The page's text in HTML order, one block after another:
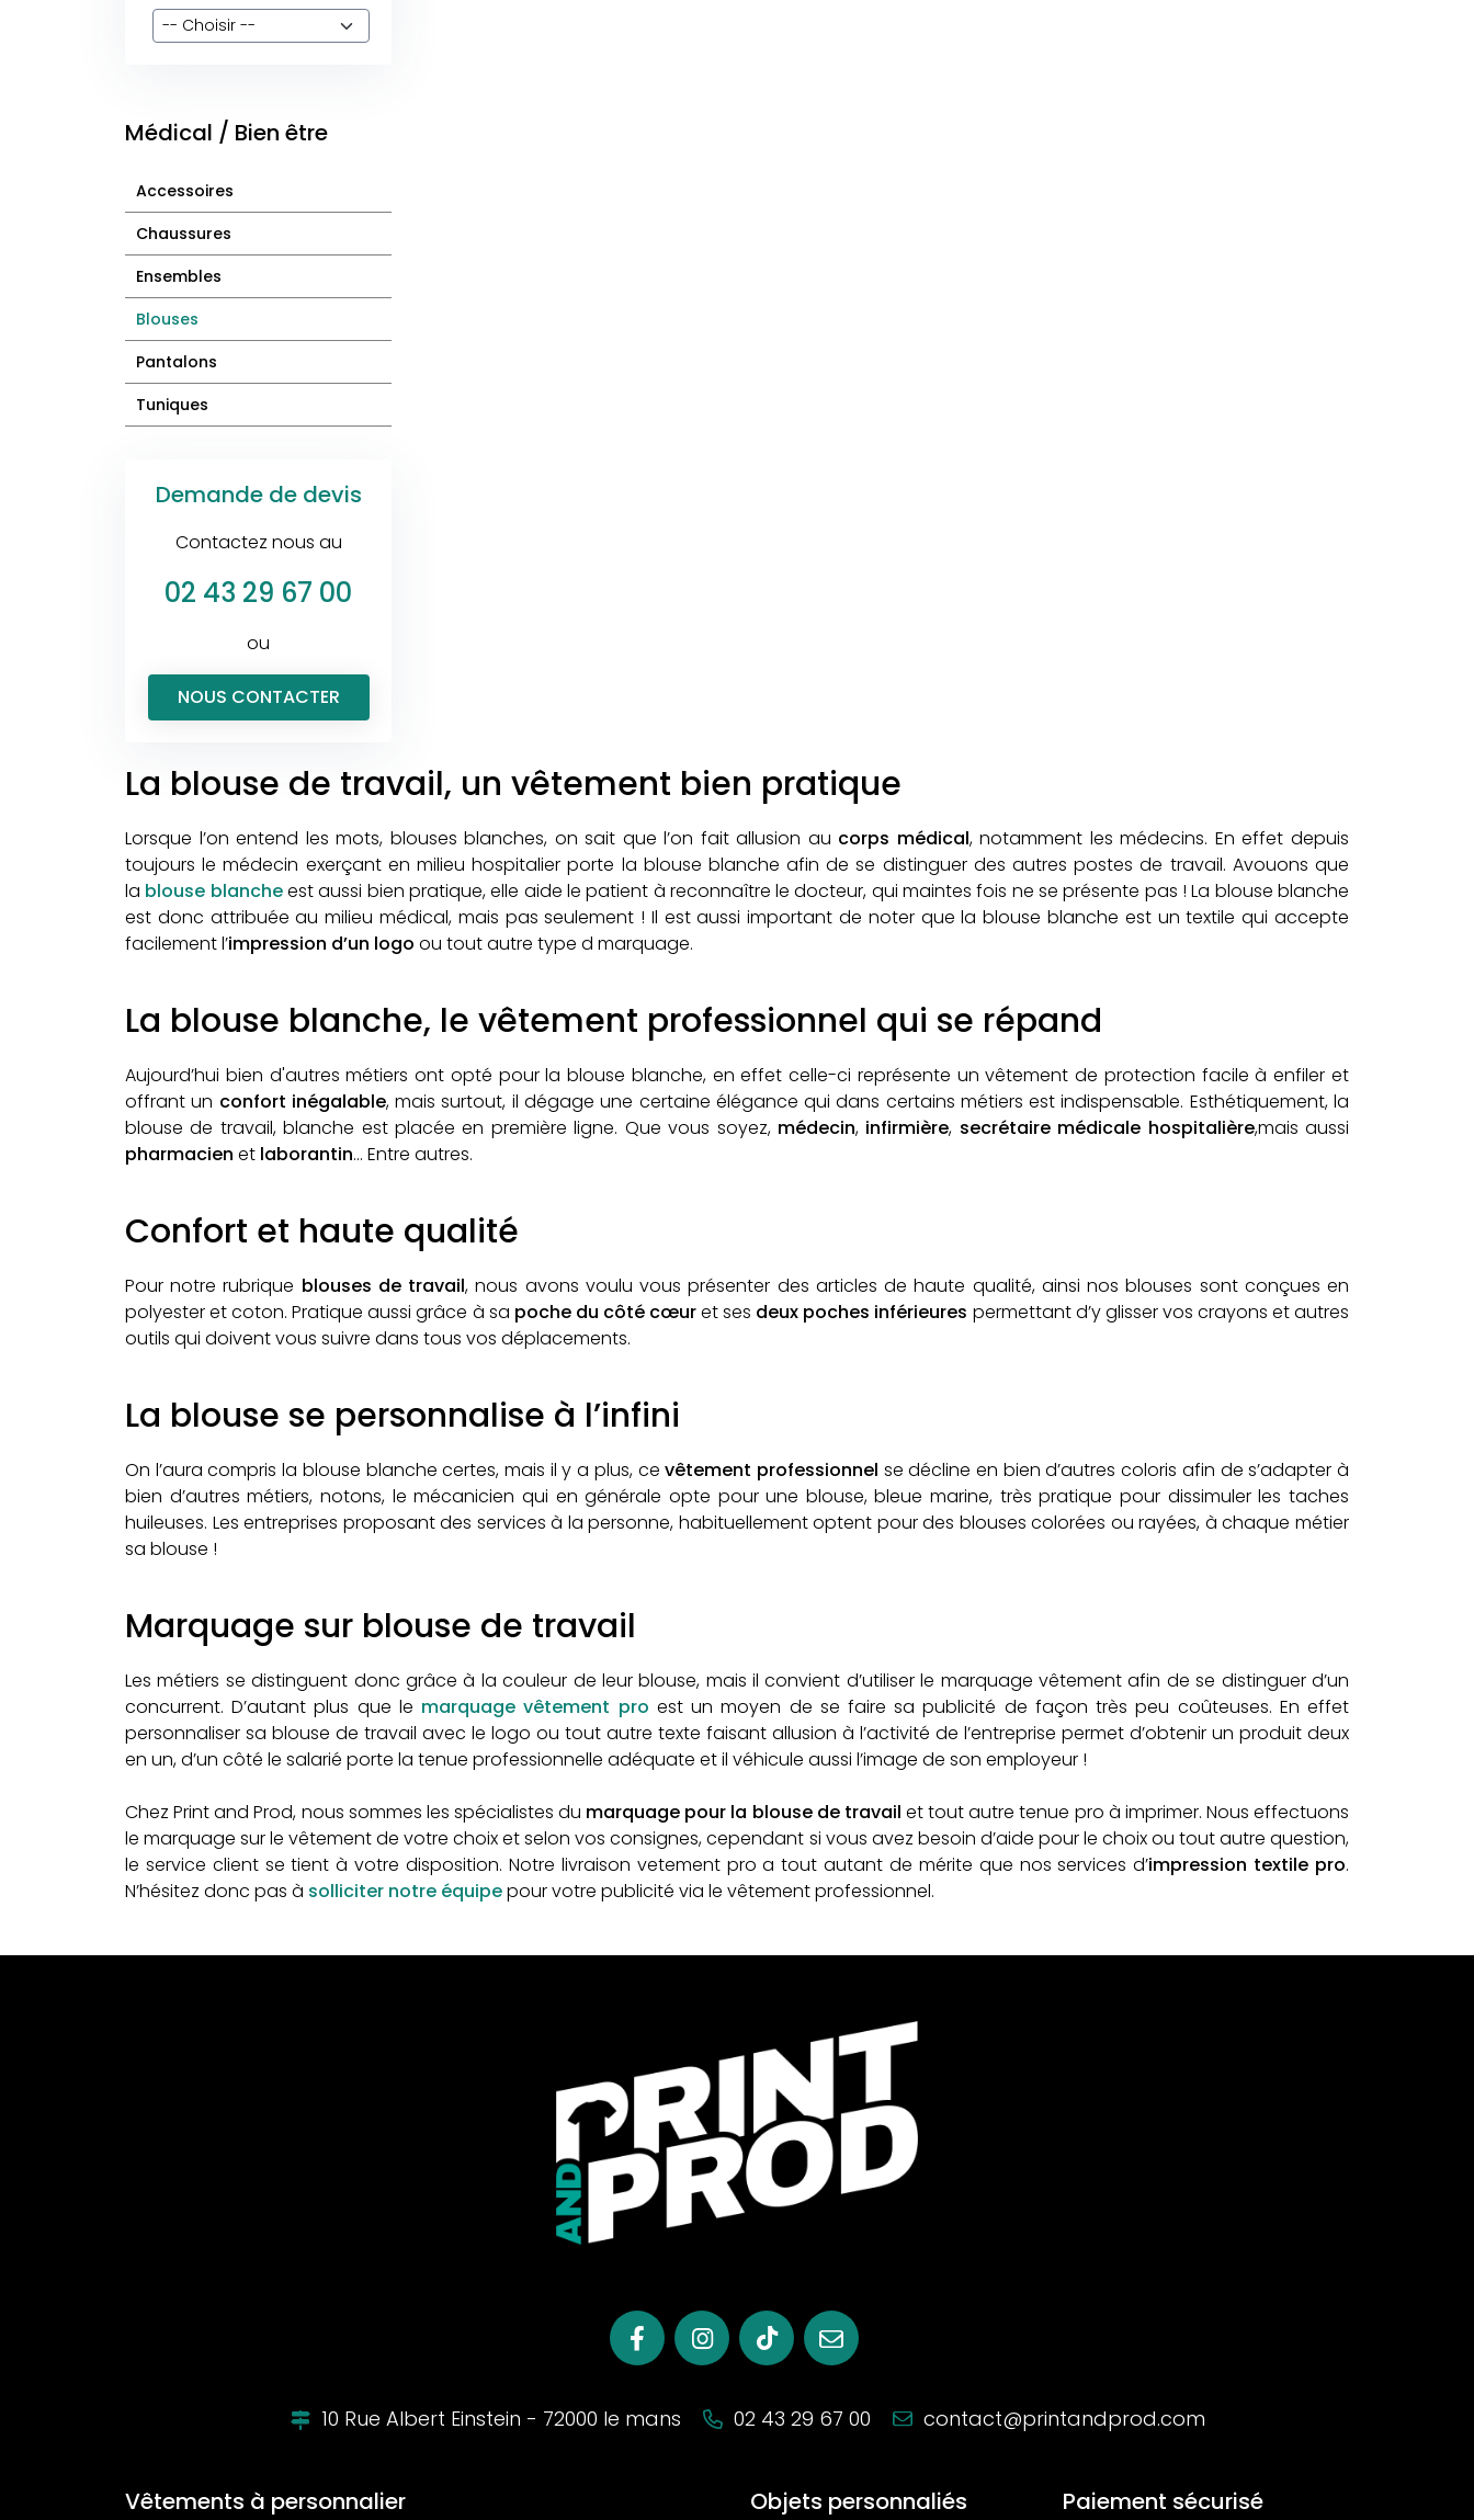
Médical / Bien être
Accessoires
Chaussures
Ensembles
Blouses
Pantalons
Tuniques
Demande de devis
Contactez nous au
02 43 29 67 00
ou
NOUS CONTACTER
La blouse de travail, un vêtement bien pratique
Lorsque l’on entend les mots, blouses blanches, on sait que l’on fait allusion au corps médical, notamment les médecins. En effet depuis
toujours le médecin exerçant en milieu hospitalier porte la blouse blanche afin de se distinguer des autres postes de travail. Avouons que
la blouse blancheest aussi bien pratique, elle aide le patient à reconnaître le docteur, qui maintes fois ne se présente pas ! La blouse blanche
est donc attribuée au milieu médical, mais pas seulement ! Il est aussi important de noter que la blouse blanche est un textile qui accepte
facilement l’impression d’un logo ou tout autre type d marquage.
La blouse blanche, le vêtement professionnel qui se répand
Aujourd’hui bien d'autres métiers ont opté pour la blouse blanche, en effet celle-ci représente un vêtement de protection facile à enfiler et
offrant un confort inégalable, mais surtout, il dégage une certaine élégance qui dans certains métiers est indispensable. Esthétiquement, la
blouse de travail, blanche est placée en première ligne. Que vous soyez, médecin,infirmière, secrétaire médicale hospitalière,mais aussi
pharmacien et laborantin... Entre autres.
Confort et haute qualité
Pour notre rubrique blouses de travail, nous avons voulu vous présenter des articles de haute qualité, ainsi nos blouses sont conçues en
polyester et coton. Pratique aussi grâce à sa poche du côté cœuret ses deux poches inférieures permettant d’y glisser vos crayons et autres
outils qui doivent vous suivre dans tous vos déplacements.
La blouse se personnalise à l’infini
On l’aura compris la blouse blanche certes, mais il y a plus, cevêtement professionnel se décline en bien d’autres coloris afin de s’adapter à
bien d’autres métiers, notons, le mécanicien qui en générale opte pour une blouse, bleue marine, très pratique pour dissimuler les taches
huileuses. Les entreprises proposant des services à la personne, habituellement optent pour des blouses colorées ou rayées, à chaque métier
sa blouse !
Marquage sur blouse de travail
Les métiers se distinguent donc grâce à la couleur de leur blouse, mais il convient d’utiliser le marquage vêtement afin de se distinguer d’un
concurrent. D’autant plus que le marquage vêtement pro est un moyen de se faire sa publicité de façon très peu coûteuses. En effet
personnaliser sa blouse de travail avec le logo ou tout autre texte faisant allusion à l’activité de l’entreprise permet d’obtenir un produit deux
en un, d’un côté le salarié porte la tenue professionnelle adéquate et il véhicule aussi l’image de son employeur !
Chez Print and Prod, nous sommes les spécialistes du marquage pour la blouse de travail et tout autre tenue pro à imprimer. Nous effectuons
le marquage sur le vêtement de votre choix et selon vos consignes, cependant si vous avez besoin d’aide pour le choix ou tout autre question,
le service client se tient à votre disposition. Notre livraison vetement pro a tout autant de mérite que nos services d’impression textile pro.
N’hésitez donc pas à solliciter notre équipepour votre publicité via le vêtement professionnel.
10 Rue Albert Einstein - 72000 le mans 02 43 29 67 00 contact@printandprod.com
Vêtements à personnalier Objets personnaliés Paiement sécurisé